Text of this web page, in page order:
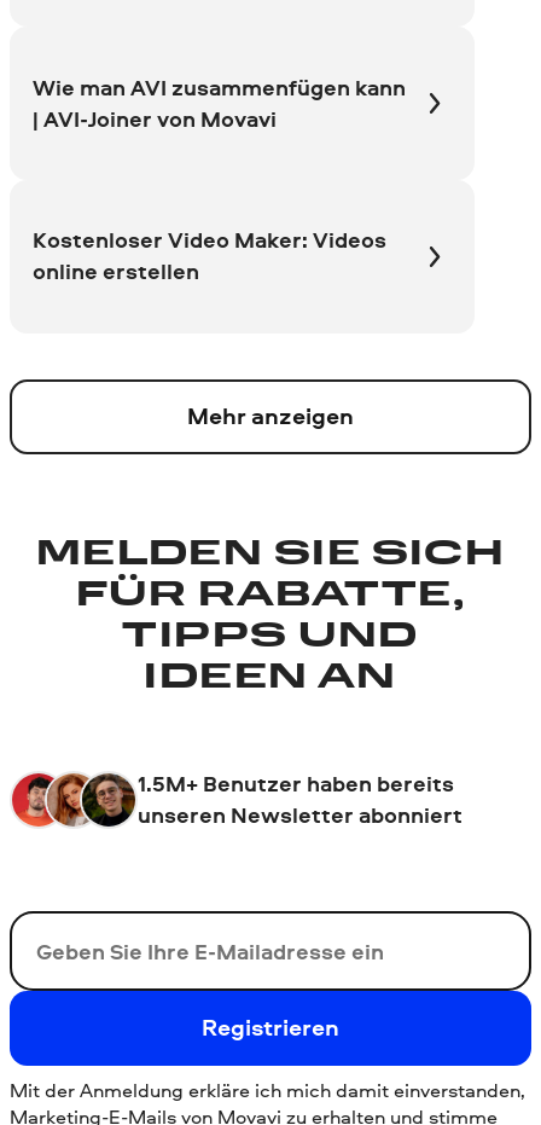
Wie man AVI zusammenfügen kann
| AVI-Joiner von Movavi
Kostenloser Video Maker: Videos
online erstellen
Mehr anzeigen
MELDEN SIE SICH
FÜR RABATTE,
TIPPS UND
IDEEN AN
1.5M+ Benutzer haben bereits
unseren Newsletter abonniert
Ihre E-Mail-Addresse
Registrieren
Mit der Anmeldung erkläre ich mich damit einverstanden,
Marketing-E-Mails von Movavi zu erhalten und stimme